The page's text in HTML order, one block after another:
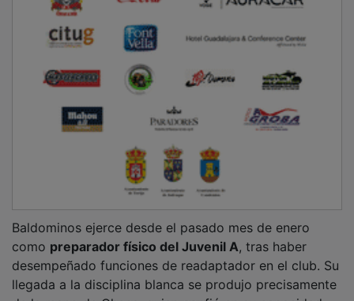
comopreparador físico del Juvenil A, tras haber
desempeñado funciones de readaptador en el club. Su
llegada a la disciplina blanca se produjo precisamente
de la mano de Chena, quien confió en su capacidad